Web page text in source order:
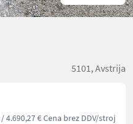
5101, Avstrija
/ 4.690,27 € Cena brez DDV/stroj